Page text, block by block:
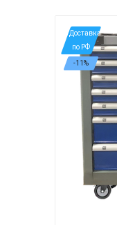
*Доставка
по РФ
-11%